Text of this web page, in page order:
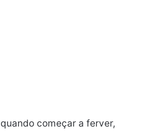
começar a ferver,